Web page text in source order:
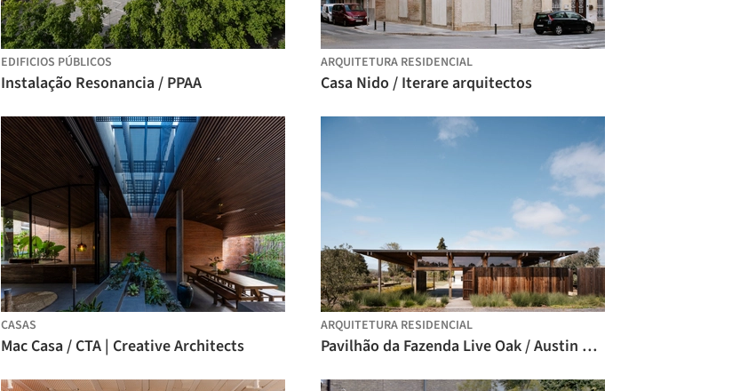
EDIFICIOS PÚBLICOS
Instalação Resonancia / PPAA
ARQUITETURA RESIDENCIAL
Casa Nido / Iterare arquitectos
CASAS
Mac Casa / CTA | Creative Architects
ARQUITETURA RESIDENCIAL
Pavilhão da Fazenda Live Oak / Austin Sandy Architects